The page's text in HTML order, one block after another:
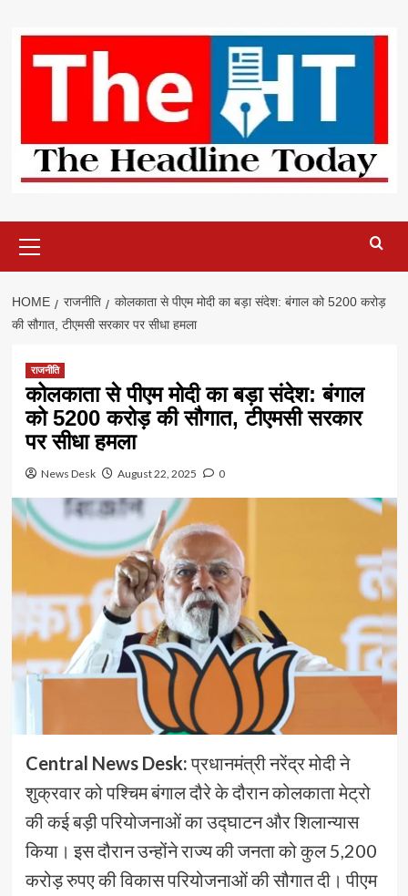
content
Menu
HOME राजनीति
कोलकाता से पीएम मोदी का बड़ा संदेश: बंगाल को 5200 करोड़
की सौगात, टीएमसी सरकार पर सीधा हमला
राजनीति
कोलकाता से पीएम मोदी का बड़ा संदेश: बंगाल
को 5200 करोड़ की सौगात, टीएमसी सरकार
पर सीधा हमला
News Desk August 22, 2025 0
Central News Desk:प्रधानमंत्री नरेंद्र मोदी ने
शुक्रवार को पश्चिम बंगाल दौरे के दौरान कोलकाता मेट्रो
की कई बड़ी परियोजनाओं का उद्घाटन और शिलान्यास
किया। इस दौरान उन्होंने राज्य की जनता को कुल 5,200
करोड़ रुपए की विकास परियोजनाओं की सौगात दी। पीएम